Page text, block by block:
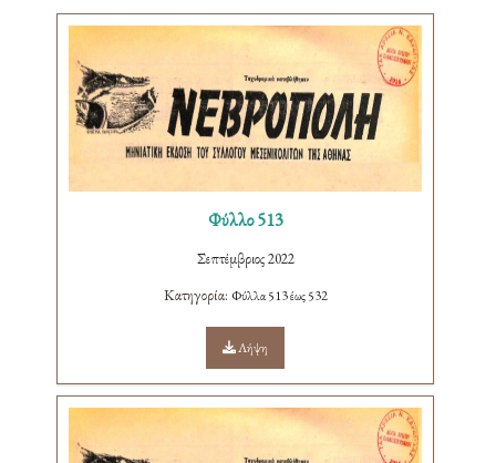
Φύλλο 513
Σεπτέμβριος 2022
Κατηγορία: Φύλλα 513 έως 532
Λήψη